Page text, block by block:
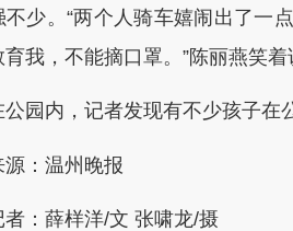
不少。“两个人骑车嬉闹出了一
我，不能摘口罩。”陈丽燕笑着
内，记者发现有不少孩子在公
：温州晚报
薛样洋/文 张啸龙/摄